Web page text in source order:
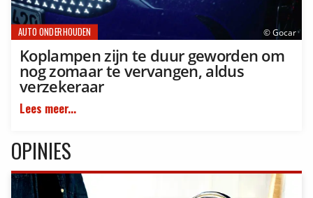
© Gocar
AUTO ONDERHOUDEN
Koplampen zijn te duur geworden om
nog zomaar te vervangen, aldus
verzekeraar
Lees meer...
OPINIES